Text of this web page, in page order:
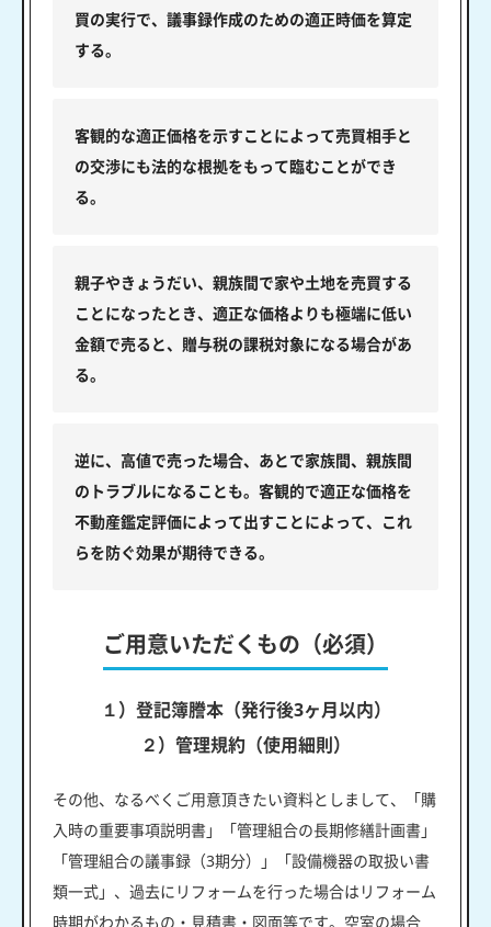
買の実行で、議事録作成のための適正時価を算定
する。
客観的な適正価格を示すことによって売買相手と
の交渉にも法的な根拠をもって臨むことができ
る。
親子やきょうだい、親族間で家や土地を売買する
ことになったとき、適正な価格よりも極端に低い
金額で売ると、贈与税の課税対象になる場合があ
る。
逆に、高値で売った場合、あとで家族間、親族間
のトラブルになることも。客観的で適正な価格を
不動産鑑定評価によって出すことによって、これ
らを防ぐ効果が期待できる。
ご用意いただくもの（必須）
１）登記簿謄本（発行後3ヶ月以内）
２）管理規約（使用細則）
その他、なるべくご用意頂きたい資料としまして、「購
入時の重要事項説明書」「管理組合の長期修繕計画書」
「管理組合の議事録（3期分）」「設備機器の取扱い書
類一式」、過去にリフォームを行った場合はリフォーム
時期がわかるもの・見積書・図面等です。空室の場合